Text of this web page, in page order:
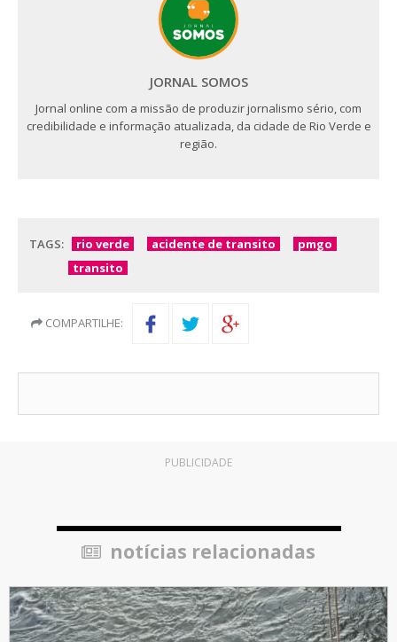
JORNAL SOMOS
Jornal online com a missão de produzir jornalismo sério, com
credibilidade e informação atualizada, da cidade de Rio Verde e
região.
TAGS: rio verde acidente de transito
pmgo
transito
COMPARTILHE:
PUBLICIDADE
notícias relacionadas